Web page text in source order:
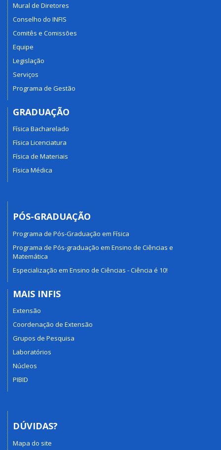
Mural de Diretores
Conselho do INFIS
Comitês e Comissões
Equipe
Legislação
Serviços
Programa de Gestão
GRADUAÇÃO
Física Bacharelado
Física Licenciatura
Física de Materiais
Física Médica
PÓS-GRADUAÇÃO
Programa de Pós-Graduação em Física
Programa de Pós-graduação em Ensino de Ciências e
Matemática
Especialização em Ensino de Ciências - Ciência é 10!
MAIS INFIS
Extensão
Coordenação de Extensão
Grupos de Pesquisa
Laboratórios
Núcleos
PIBID
DÚVIDAS?
Mapa do site